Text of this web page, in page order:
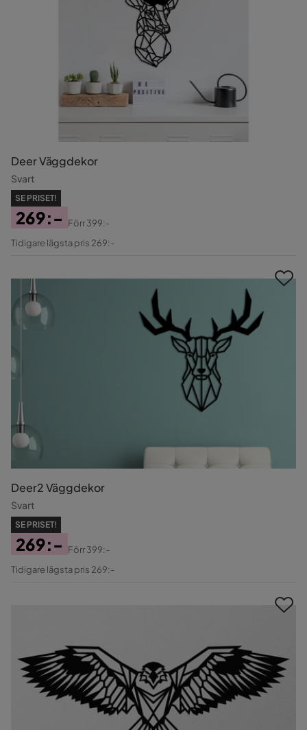
Deer Väggdekor
Svart
SE PRISET!
Pris
269:-
Original
Förr399:-
Tidigare lägsta pris 269:-
Deer2 Väggdekor
Svart
SE PRISET!
Pris
269:-
Original
Förr399:-
Tidigare lägsta pris 269:-